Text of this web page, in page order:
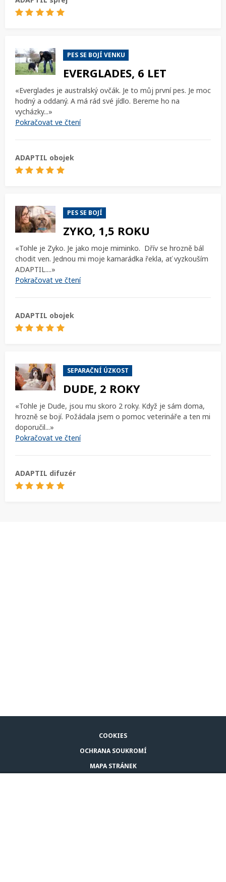
PES SE BOJÍ VENKU
EVERGLADES, 6 LET
«Everglades je australský ovčák. Je to můj první pes. Je moc
hodný a oddaný. A má rád své jídlo. Bereme ho na
vycházky...»
Pokračovat ve čtení
ADAPTIL obojek
PES SE BOJÍ
ZYKO, 1,5 ROKU
«Tohle je Zyko. Je jako moje miminko. Dřív se hrozně bál
chodit ven. Jednou mi moje kamarádka řekla, ať vyzkouším
ADAPTIL....»
Pokračovat ve čtení
ADAPTIL obojek
SEPARAČNÍ ÚZKOST
DUDE, 2 ROKY
«Tohle je Dude, jsou mu skoro 2 roky. Když je sám doma,
hrozně se bojí. Požádala jsem o pomoc veterináře a ten mi
doporučil...»
Pokračovat ve čtení
ADAPTIL difuzér
COOKIES
OCHRANA SOUKROMÍ
MAPA STRÁNEK